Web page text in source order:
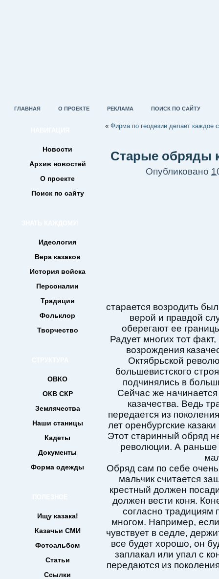
ГЛАВНАЯ О ПРОЕКТЕ РЕКЛАМА ПОИСК ПО САЙТУ
Новости
Архив новостей
О проекте
Поиск по сайту
Идеология
Вера казаков
История войска
Персоналии
Традиции
Фольклор
Творчество
ОВКО
ОКВ СКР
Землячества
Наши станицы
Кадеты
Документы
Форма одежды
Ищу казака!
Казачьи СМИ
Фотоальбом
Статьи
Ссылки
« Фирма по геодезии делает каждое
Старые обряды
Опубликовано
старается возродить
верой и правдой
оберегают ее
Радует многих тот
возрождения
Октябрьской
большевистского
подчинялись в
Сейчас же
казачества. Ведь
передается из
лет оренбургские
Этот старинный обряд
революции. А раньше
Обряд сам по себе
мальчик считается
крестный должен
должен вести коня.
согласно традициям
многом. Например,
чувствует в седле,
все будет хорошо, он
заплакал или упал с
передаются из